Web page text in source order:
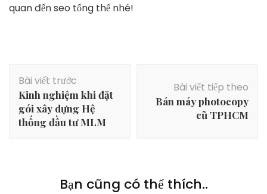
quan đến seo tổng thể nhé!
Điều
hướng
bài
viết
Bài viết trước
Kinh nghiệm khi đặt
gói xây dựng Hệ
thống đầu tư MLM
Bài viết tiếp theo
Bán máy photocopy
cũ TPHCM
Bạn cũng có thể thích..